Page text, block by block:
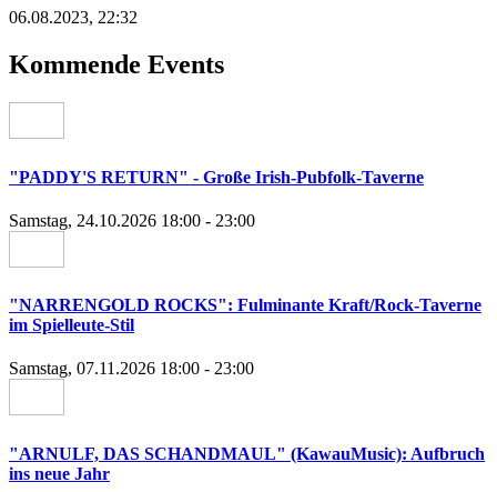
06.08.2023, 22:32
Kommende Events
"PADDY'S RETURN" - Große Irish-Pubfolk-Taverne
Samstag, 24.10.2026 18:00 - 23:00
"NARRENGOLD ROCKS": Fulminante Kraft/Rock-Taverne
im Spielleute-Stil
Samstag, 07.11.2026 18:00 - 23:00
"ARNULF, DAS SCHANDMAUL" (KawauMusic): Aufbruch
ins neue Jahr